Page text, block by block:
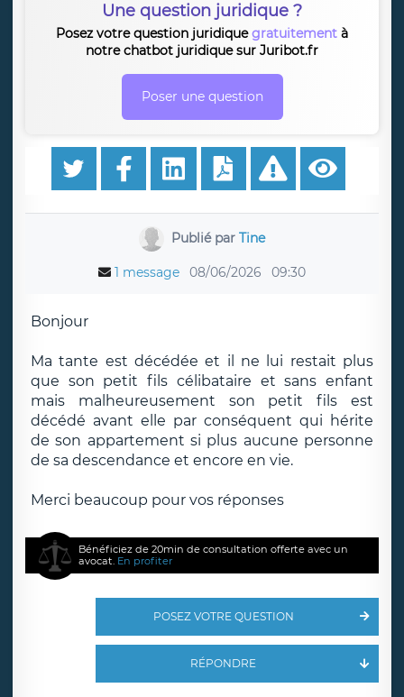
Une question juridique ?
Posez votre question juridiquegratuitement à
notre chatbot juridique sur Juribot.fr
Poser une question
Publié par Tine
1 message 08/06/2026 09:30
Bonjour
Ma tante est décédée et il ne lui restait plus
que son petit fils célibataire et sans enfant
mais malheureusement son petit fils est
décédé avant elle par conséquent qui hérite
de son appartement si plus aucune personne
de sa descendance et encore en vie.
Merci beaucoup pour vos réponses
Bénéficiez de 20min de consultation offerte avec un
avocat. En profiter
POSEZ VOTRE QUESTION
RÉPONDRE